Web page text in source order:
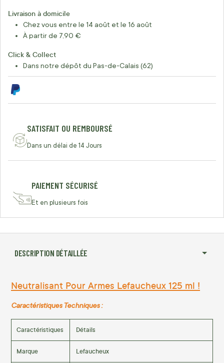
Livraison à domicile
Chez vous entre le 14 août et le 16 août
À partir de 7,90 €
Click & Collect
Dans notre dépôt du Pas-de-Calais (62)
SATISFAIT OU REMBOURSÉ
Dans un délai de 14 Jours
PAIEMENT SÉCURISÉ
Et en plusieurs fois
DESCRIPTION DÉTAILLÉE
Neutralisant Pour Armes Lefaucheux 125 ml !
Caractéristiques Techniques :
Caractéristiques Détails
Marque Lefaucheux